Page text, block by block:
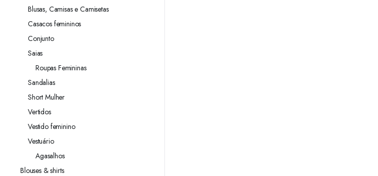
Blusas, Camisas e Camisetas
Casacos femininos
Conjunto
Saias
Roupas Femininas
Sandalias
Short Mulher
Vertidos
Vestido feminino
Vestuário
Agasalhos
Blouses & shirts